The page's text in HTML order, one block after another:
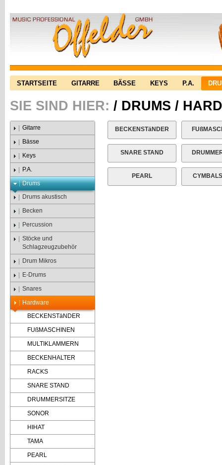
STARTSEITE GITARRE BÄSSE KEYS P.A.
SIE SIND HIER: / DRUMS /
Gitarre
Bässe
Keys
P.A.
Drums
Drums akustisch
Becken
Percussion
Stöcke und
Schlagzeugzubehör
Drum Mikros
E-Drums
Snares
Hardware
BECKENSTäNDER
FUßMASCHINEN
MULTIKLAMMERN
BECKENHALTER
RACKS
SNARE STAND
DRUMMERSITZE
SONOR
HIHAT
TAMA
PEARL
BECKENSTäNDER
SNARE STAND
PEARL